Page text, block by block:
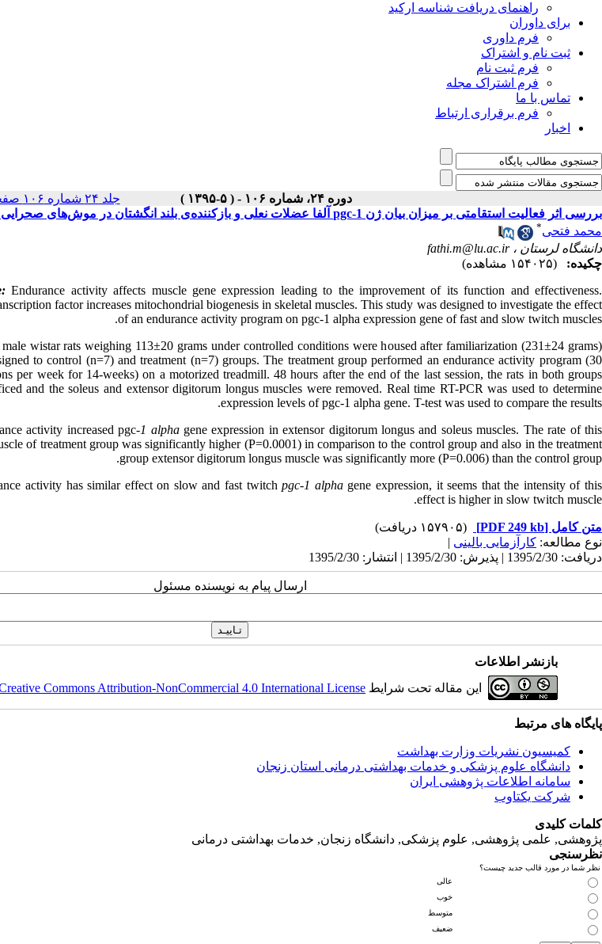
راهنمای دریافت شناسه ارکید
برای داوران
فرم داوری
ثبت نام و اشتراک
فرم ثبت نام
فرم اشتراک مجله
تماس با ما
فرم برقراری ارتباط
اخبار
دوره ۲۴، شماره ۱۰۶ - ( ۵-۱۳۹۵ ) جلد ۲۴ شماره ۱۰۶ صفحات ۶۲-۵۱
بررسی اثر فعالیت استقامتی بر میزان بیان ژن pgc-1 آلفا عضلات نعلی و بازکننده‌ی بلند انگشتان در موش‌های صحرایی نر بالغ
محمد فتحی*
دانشگاه لرستان ،fathi.m@lu.ac.ir
چکیده:
(۱۵۴۰۲۵ مشاهده)
Endurance activity affects muscle gene expression leading to the improvement of its function and effectiveness.
factor increases mitochondrial biogenesis in skeletal muscles. This study was designed to investigate the effect
of an endurance activity program on pgc-1 alpha expression gene of fast and slow twitch muscles.
wistar rats weighing 113±20 grams under controlled conditions were housed after familiarization (231±24 grams)
to control (n=7) and treatment (n=7) groups. The treatment group performed an endurance activity program (30
per week for 14-weeks) on a motorized treadmill. 48 hours after the end of the last session, the rats in both groups
and the soleus and extensor digitorum longus muscles were removed. Real time RT-PCR was used to determine
expression levels of pgc-1 alpha gene. T-test was used to compare the results.
activity increased pgc-1 alphagene expression in extensor digitorum longus and soleus muscles. The rate of this
of treatment group was significantly higher (P=0.0001) in comparison to the control group and also in the treatment
group extensor digitorum longus muscle was significantly more (P=0.006) than the control group.
activity has similar effect on slow and fast twitchpgc-1 alphagene expression, it seems that the intensity of this
effect is higher in slow twitch muscle.
متن کامل [PDF 249 kb]
(۱۵۷۹۰۵ دریافت)
نوع مطالعه: کارآزمایی بالینی |
دریافت: 1395/2/30 | پذیرش: 1395/2/30 | انتشار: 1395/2/30
ارسال پیام به نویسنده مسئول
بازنشر اطلاعات
این مقاله تحت شرایط Commons Attribution-NonCommercial 4.0 International License
پایگاه های مرتبط
کمیسیون نشریات وزارت بهداشت
دانشگاه‌ علوم‌ پزشکی‌ و خدمات‌ بهداشتی‌ درمانی‌ استان‌ زنجان
سامانه اطلاعات پژوهشی ایران
شرکت یکتاوب
کلمات کلیدی
پژوهشی, علمی پژوهشی, علوم‌ پزشکی‌, دانشگاه زنجان, خدمات‌ بهداشتی‌ درمانی‌
نظرسنجی
نظر شما در مورد قالب جدید چیست؟
عالی
خوب
متوسط
ضعیف